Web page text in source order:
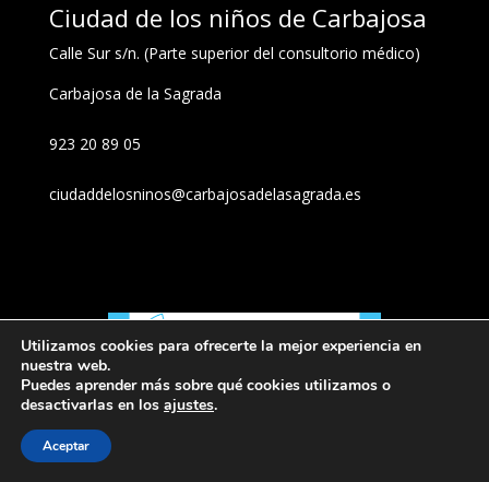
Ciudad de los niños de Carbajosa
Calle Sur s/n. (Parte superior del consultorio médico)
Carbajosa de la Sagrada
923 20 89 05
ciudaddelosninos@carbajosadelasagrada.es
Utilizamos cookies para ofrecerte la mejor experiencia en
nuestra web.
Puedes aprender más sobre qué cookies utilizamos o
desactivarlas en los ajustes.
Aceptar